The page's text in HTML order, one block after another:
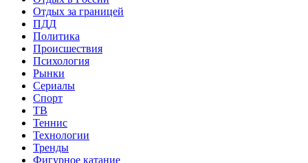
Отдых за границей
ПДД
Политика
Происшествия
Психология
Рынки
Сериалы
Спорт
ТВ
Теннис
Технологии
Тренды
Фигурное катание